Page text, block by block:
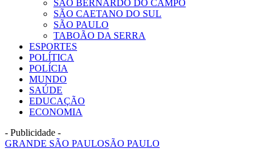
SÃO BERNARDO DO CAMPO
SÃO CAETANO DO SUL
SÃO PAULO
TABOÃO DA SERRA
ESPORTES
POLÍTICA
POLÍCIA
MUNDO
SAÚDE
EDUCAÇÃO
ECONOMIA
- Publicidade -
GRANDE SÃO PAULOSÃO PAULO